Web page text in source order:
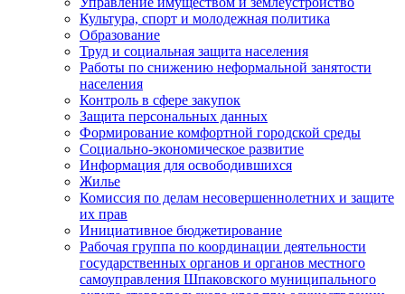
Культура, спорт и молодежная политика
Образование
Труд и социальная защита населения
Работы по снижению неформальной занятости
населения
Контроль в сфере закупок
Защита персональных данных
Формирование комфортной городской среды
Социально-экономическое развитие
Информация для освободившихся
Жилье
Комиссия по делам несовершеннолетних и защите
их прав
Инициативное бюджетирование
Рабочая группа по координации деятельности
государственных органов и органов местного
самоуправления Шпаковского муниципального